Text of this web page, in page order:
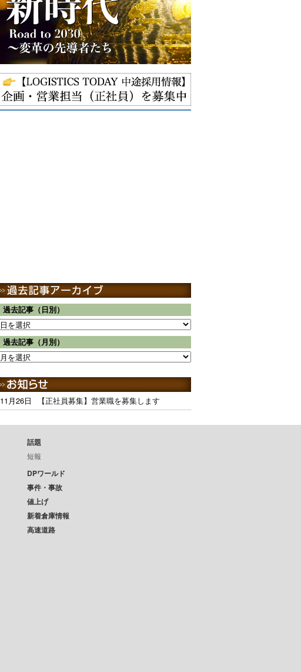
過去記事（日別）
過去記事（月別）
11月26日 【正社員募集】営業職を募集します
話題
短報
DPワールド
事件・事故
値上げ
新着倉庫情報
高速道路